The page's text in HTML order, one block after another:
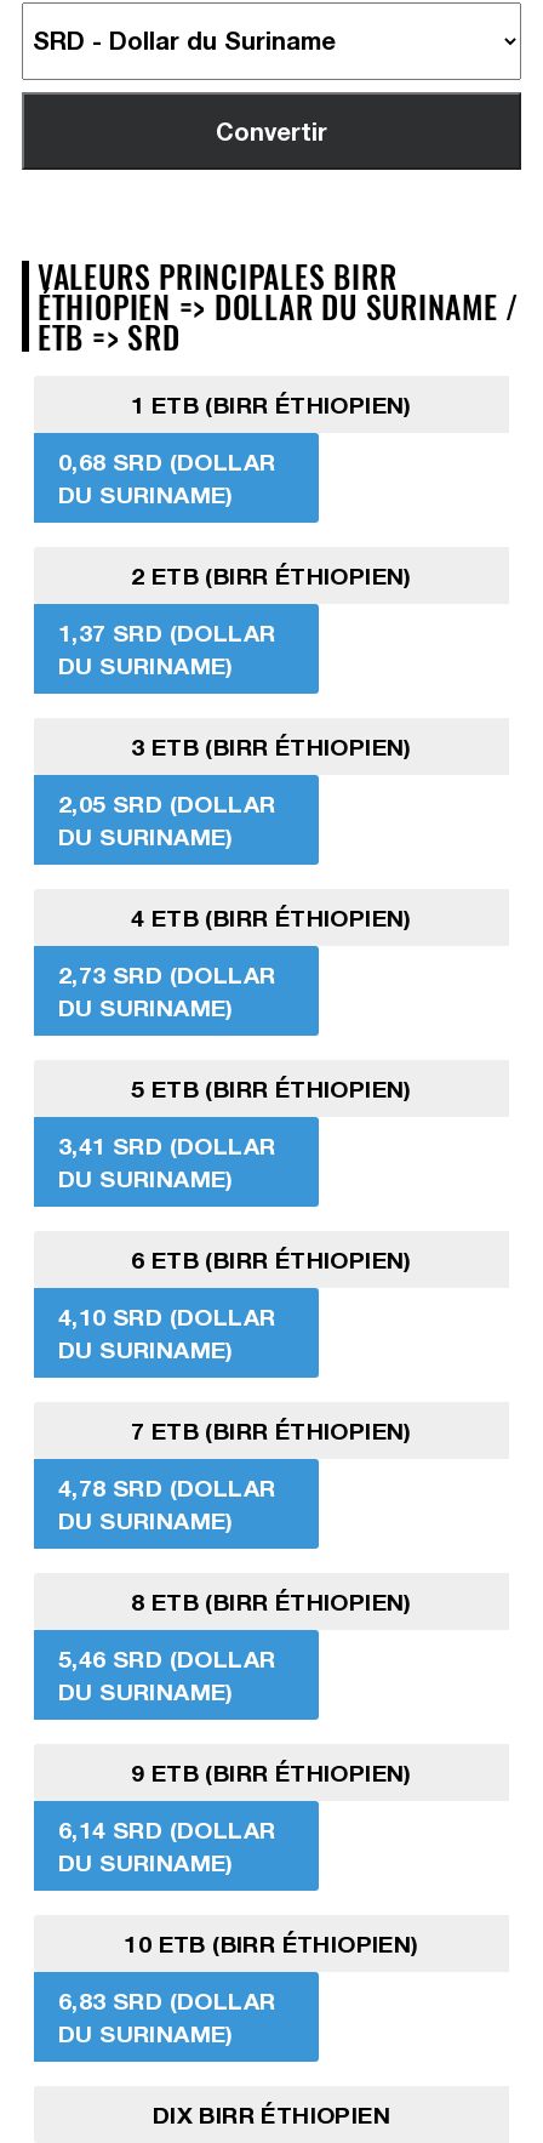
VALEURS PRINCIPALES BIRR
ÉTHIOPIEN => DOLLAR DU SURINAME /
ETB => SRD
1 ETB (BIRR ÉTHIOPIEN)
0,68 SRD (DOLLAR
DU SURINAME)
2 ETB (BIRR ÉTHIOPIEN)
1,37 SRD (DOLLAR
DU SURINAME)
3 ETB (BIRR ÉTHIOPIEN)
2,05 SRD (DOLLAR
DU SURINAME)
4 ETB (BIRR ÉTHIOPIEN)
2,73 SRD (DOLLAR
DU SURINAME)
5 ETB (BIRR ÉTHIOPIEN)
3,41 SRD (DOLLAR
DU SURINAME)
6 ETB (BIRR ÉTHIOPIEN)
4,10 SRD (DOLLAR
DU SURINAME)
7 ETB (BIRR ÉTHIOPIEN)
4,78 SRD (DOLLAR
DU SURINAME)
8 ETB (BIRR ÉTHIOPIEN)
5,46 SRD (DOLLAR
DU SURINAME)
9 ETB (BIRR ÉTHIOPIEN)
6,14 SRD (DOLLAR
DU SURINAME)
10 ETB (BIRR ÉTHIOPIEN)
6,83 SRD (DOLLAR
DU SURINAME)
DIX BIRR ÉTHIOPIEN